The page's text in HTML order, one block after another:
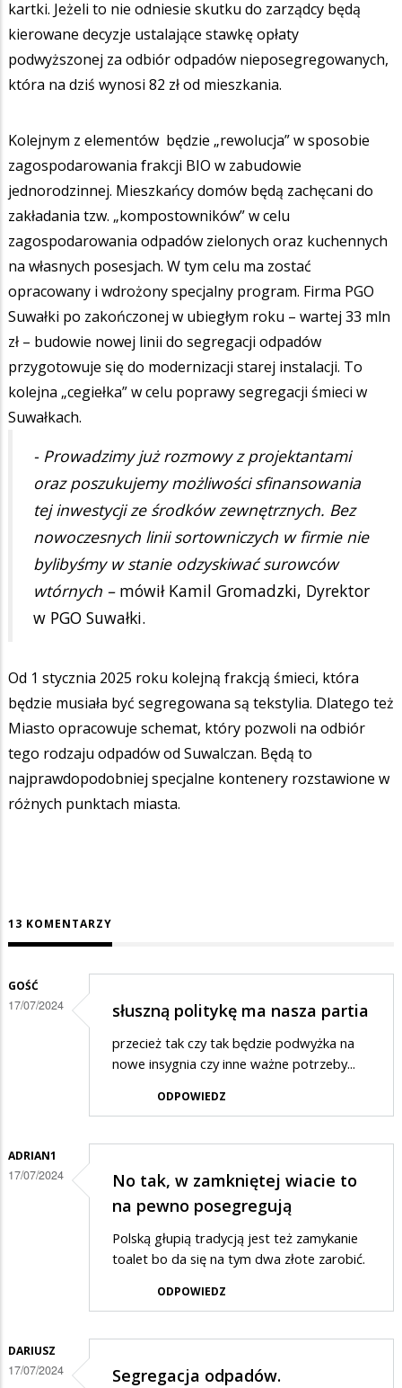
kartki. Jeżeli to nie odniesie skutku do zarządcy będą
kierowane decyzje ustalające stawkę opłaty
podwyższonej za odbiór odpadów nieposegregowanych,
która na dziś wynosi 82 zł od mieszkania.
Kolejnym z elementów będzie „rewolucja” w sposobie
zagospodarowania frakcji BIO w zabudowie
jednorodzinnej. Mieszkańcy domów będą zachęcani do
zakładania tzw. „kompostowników” w celu
zagospodarowania odpadów zielonych oraz kuchennych
na własnych posesjach. W tym celu ma zostać
opracowany i wdrożony specjalny program. Firma PGO
Suwałki po zakończonej w ubiegłym roku – wartej 33 mln
zł – budowie nowej linii do segregacji odpadów
przygotowuje się do modernizacji starej instalacji. To
kolejna „cegiełka” w celu poprawy segregacji śmieci w
Suwałkach.
- Prowadzimy już rozmowy z projektantami
oraz poszukujemy możliwości sfinansowania
tej inwestycji ze środków zewnętrznych. Bez
nowoczesnych linii sortowniczych w firmie nie
bylibyśmy w stanie odzyskiwać surowców
wtórnych –mówił Kamil Gromadzki, Dyrektor
w PGO Suwałki.
Od 1 stycznia 2025 roku kolejną frakcją śmieci, która
będzie musiała być segregowana są tekstylia. Dlatego też
Miasto opracowuje schemat, który pozwoli na odbiór
tego rodzaju odpadów od Suwalczan. Będą to
najprawdopodobniej specjalne kontenery rozstawione w
różnych punktach miasta.
13 KOMENTARZY
GOŚĆ
17/07/2024 słuszną politykę ma nasza partia
przecież tak czy tak będzie podwyżka na
nowe insygnia czy inne ważne potrzeby...
ODPOWIEDZ
ADRIAN1
17/07/2024
No tak, w zamkniętej wiacie to
na pewno posegregują
Polską głupią tradycją jest też zamykanie
toalet bo da się na tym dwa złote zarobić.
ODPOWIEDZ
DARIUSZ
17/07/2024 Segregacja odpadów.